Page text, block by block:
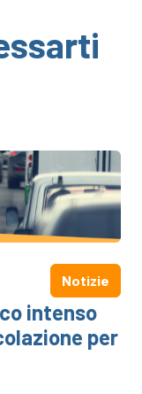
Notizie
intenso
per